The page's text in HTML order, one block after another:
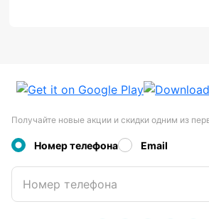
Получайте новые акции и скидки одним из
Номер телефона Email
Номер телефона